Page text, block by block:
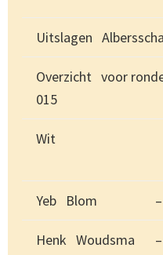
Uitslagen
Overzicht voor
015
Wit
Yeb Blom –
Henk Woudsma –